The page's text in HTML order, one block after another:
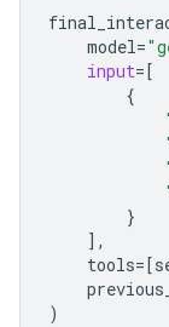
model=
input= [
{
}
],
tools= [
)